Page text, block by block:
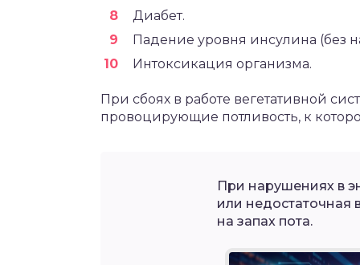
Диабет.
Падение уровня инсулина (без
Интоксикация организма.
При сбоях в работе вегетативной
провоцирующие потливость, к
При нарушениях в
или недостаточная
на запах пота.